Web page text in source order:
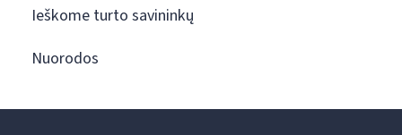
Ieškome turto savininkų
Nuorodos